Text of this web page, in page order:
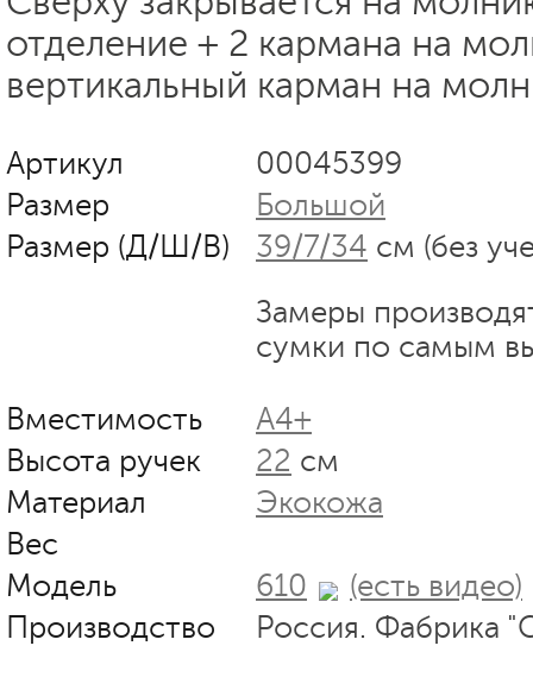
отделение + 2 кармана на
вертикальный карман на
Артикул
00045399
Размер
Большой
Размер (Д/Ш/В)
39/7/34 см (без
Замеры
сумки по самым
Вместимость
А4+
Высота ручек
22 см
Материал
Экокожа
Вес
Модель
610
(есть видео)
Производство
Россия. Фабрика